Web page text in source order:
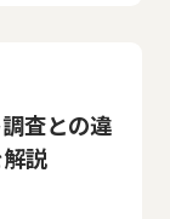
査との違
説